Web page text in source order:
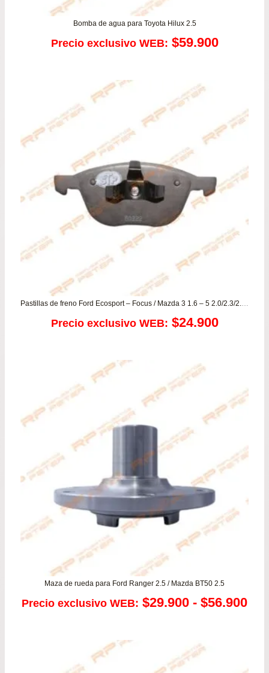
Bomba de agua para Toyota Hilux 2.5
Precio exclusivo WEB: $59.900
Precio exclusivo WEB: $24.900
Maza de rueda para Ford Ranger 2.5 / Mazda BT50 2.5
Precio exclusivo WEB: $29.900 - $56.900